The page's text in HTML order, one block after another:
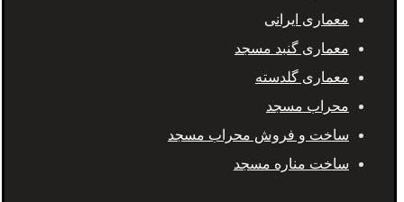
معماری ایرانی
معماری گنبد مسجد
معماری گلدسته
محراب مسجد
ساخت و فروش محراب مسجد
ساخت مناره مسجد